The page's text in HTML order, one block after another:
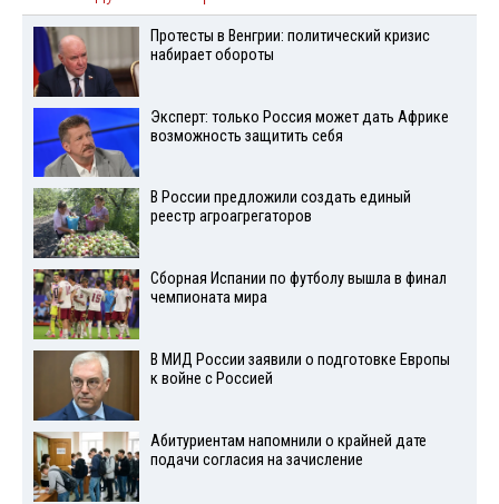
Протесты в Венгрии: политический кризис
набирает обороты
Эксперт: только Россия может дать Африке
возможность защитить себя
В России предложили создать единый
реестр агроагрегаторов
Сборная Испании по футболу вышла в финал
чемпионата мира
В МИД России заявили о подготовке Европы
к войне с Россией
Абитуриентам напомнили о крайней дате
подачи согласия на зачисление